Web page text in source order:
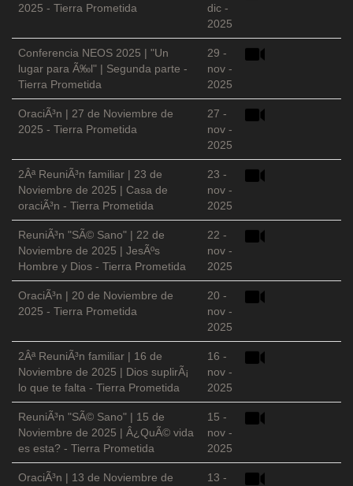
2025 - Tierra Prometida
dic -
2025
Conferencia NEOS 2025 | "Un
lugar para Ã‰l" | Segunda parte -
Tierra Prometida
29 -
nov -
2025
OraciÃ³n | 27 de Noviembre de
2025 - Tierra Prometida
27 -
nov -
2025
2Âª ReuniÃ³n familiar | 23 de
Noviembre de 2025 | Casa de
oraciÃ³n - Tierra Prometida
23 -
nov -
2025
ReuniÃ³n "SÃ© Sano" | 22 de
Noviembre de 2025 | JesÃºs
Hombre y Dios - Tierra Prometida
22 -
nov -
2025
OraciÃ³n | 20 de Noviembre de
2025 - Tierra Prometida
20 -
nov -
2025
2Âª ReuniÃ³n familiar | 16 de
Noviembre de 2025 | Dios suplirÃ¡
lo que te falta - Tierra Prometida
16 -
nov -
2025
ReuniÃ³n "SÃ© Sano" | 15 de
Noviembre de 2025 | Â¿QuÃ© vida
es esta? - Tierra Prometida
15 -
nov -
2025
OraciÃ³n | 13 de Noviembre de
13 -